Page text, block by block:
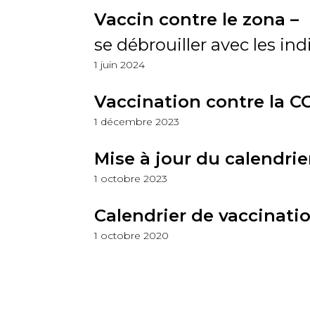
Vaccin contre le zona –
se débrouiller avec les
1 juin 2024
Vaccination contre la
1 décembre 2023
Mise à jour du
1 octobre 2023
Calendrier de
1 octobre 2020